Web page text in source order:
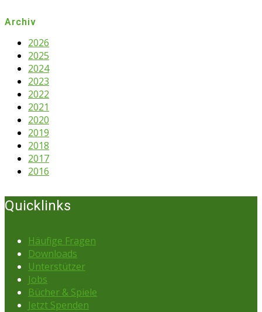
Archiv
2026
2025
2024
2023
2022
2021
2020
2019
2018
2017
2016
Quicklinks
Häufige Fragen
Downloads
Unterstützer
Jobs
Bücher & Spiele
Jetzt Spenden